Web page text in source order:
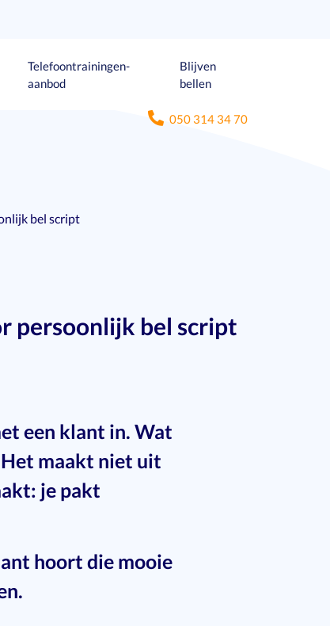
Telefoontrainingen-
aanbod
Blijven
bellen
050 314 34 70
bel script
persoonlijk bel script
een klant in. Wat
maakt niet uit
je pakt
hoort die mooie